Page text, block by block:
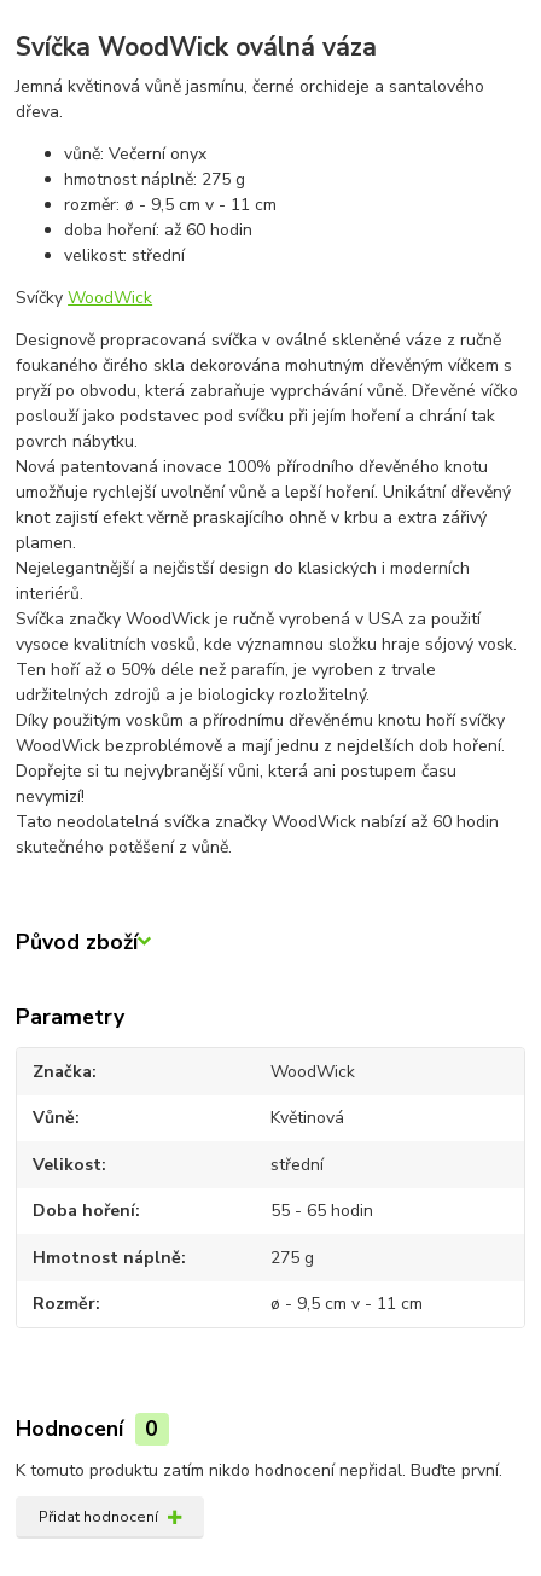
Svíčka WoodWick oválná váza
Jemná květinová vůně jasmínu, černé orchideje a santalového
dřeva.
vůně: Večerní onyx
hmotnost náplně: 275 g
rozměr: ø - 9,5 cm v - 11 cm
doba hoření: až 60 hodin
velikost: střední
SvíčkyWoodWick
Designově propracovaná svíčka v oválné skleněné váze z ručně
foukaného čirého skla dekorována mohutným dřevěným víčkem s
pryží po obvodu, která zabraňuje vyprchávání vůně. Dřevěné víčko
poslouží jako podstavec pod svíčku při jejím hoření a chrání tak
povrch nábytku.
Nová patentovaná inovace 100% přírodního dřevěného knotu
umožňuje rychlejší uvolnění vůně a lepší hoření. Unikátní dřevěný
knot zajistí efekt věrně praskajícího ohně v krbu a extra zářivý
plamen.
Nejelegantnější a nejčistší design do klasických i moderních
interiérů.
Svíčka značky WoodWick je ručně vyrobená v USA za použití
vysoce kvalitních vosků, kde významnou složku hraje sójový vosk.
Ten hoří až o 50% déle než parafín, je vyroben z trvale
udržitelných zdrojů a je biologicky rozložitelný.
Díky použitým voskům a přírodnímu dřevěnému knotu hoří svíčky
WoodWick bezproblémově a mají jednu z nejdelších dob hoření.
Dopřejte si tu nejvybranější vůni, která ani postupem času
nevymizí!
Tato neodolatelná svíčka značky WoodWick nabízí až 60 hodin
skutečného potěšení z vůně.
Původ zboží
Parametry
Značka WoodWick
Vůně Květinová
Velikost střední
Doba hoření 55 - 65 hodin
Hmotnost náplně 275 g
Rozměr ø - 9,5 cm v - 11 cm
Hodnocení 0
K tomuto produktu zatím nikdo hodnocení nepřidal. Buďte první.
Přidat hodnocení